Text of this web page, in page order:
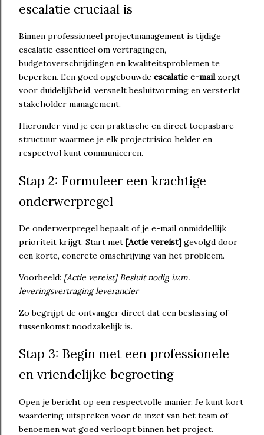
escalatie cruciaal is
Binnen professioneel projectmanagement is tijdige
escalatie essentieel om vertragingen,
budgetoverschrijdingen en kwaliteitsproblemen te
beperken. Een goed opgebouwde escalatie e-mailzorgt
voor duidelijkheid, versnelt besluitvorming en versterkt
stakeholder management.
Hieronder vind je een praktische en direct toepasbare
structuur waarmee je elk projectrisico helder en
respectvol kunt communiceren.
Stap 2: Formuleer een krachtige
onderwerpregel
De onderwerpregel bepaalt of je e-mail onmiddellijk
prioriteit krijgt. Start met [Actie vereist] gevolgd door
een korte, concrete omschrijving van het probleem.
Voorbeeld: [Actie vereist] Besluit nodig i.v.m.
leveringsvertraging leverancier
Zo begrijpt de ontvanger direct dat een beslissing of
tussenkomst noodzakelijk is.
Stap 3: Begin met een professionele
en vriendelijke begroeting
Open je bericht op een respectvolle manier. Je kunt kort
waardering uitspreken voor de inzet van het team of
benoemen wat goed verloopt binnen het project.